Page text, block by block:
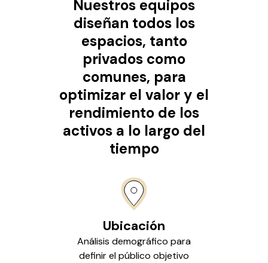
Nuestros equipos
diseñan todos los
espacios, tanto
privados como
comunes, para
optimizar el valor y el
rendimiento de los
activos a lo largo del
tiempo
Ubicación
Análisis demográfico para
definir el público objetivo